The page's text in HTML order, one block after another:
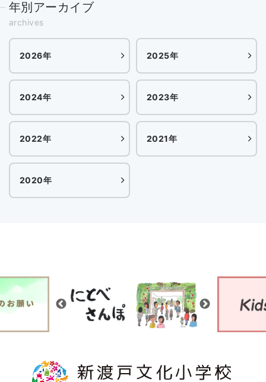
年別アーカイブ
archives
2026年 2025年
2024年 2023年
2022年 2021年
2020年